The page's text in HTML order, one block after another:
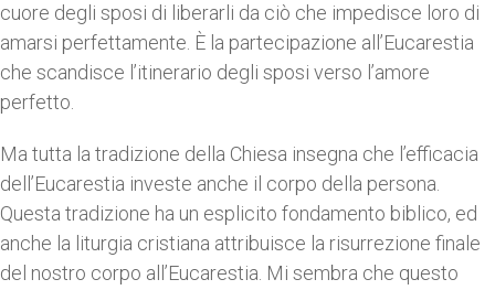
cuore degli sposi di liberarli da ciò che impedisce loro di
amarsi perfettamente. È la partecipazione all’Eucarestia
che scandisce l’itinerario degli sposi verso l’amore
perfetto.
Ma tutta la tradizione della Chiesa insegna che l’efficacia
dell’Eucarestia investe anche il corpo della persona.
Questa tradizione ha un esplicito fondamento biblico, ed
anche la liturgia cristiana attribuisce la risurrezione finale
del nostro corpo all’Eucarestia. Mi sembra che questo